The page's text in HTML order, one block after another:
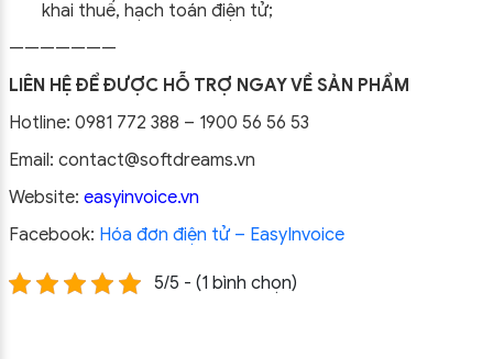
khai thuế, hạch toán điện tử;
———————
LIÊN HỆ ĐỂ ĐƯỢC HỖ TRỢ NGAY VỀ SẢN PHẨM
Hotline: 0981 772 388 – 1900 56 56 53
Email: contact@softdreams.vn
Website: easyinvoice.vn
Facebook: Hóa đơn điện tử – EasyInvoice
5/5 - (1 bình chọn)